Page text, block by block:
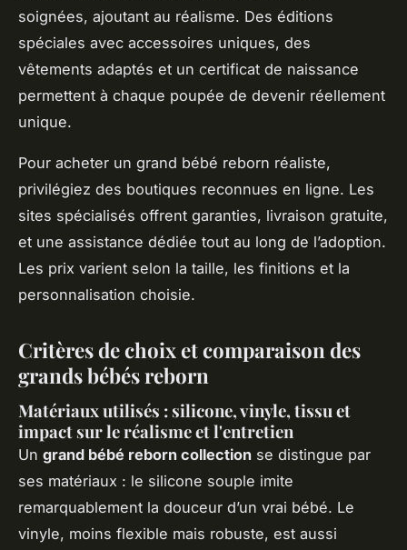
soignées, ajoutant au réalisme. Des éditions
spéciales avec accessoires uniques, des
vêtements adaptés et un certificat de naissance
permettent à chaque poupée de devenir réellement
unique.
Pour acheter un grand bébé reborn réaliste,
privilégiez des boutiques reconnues en ligne. Les
sites spécialisés offrent garanties, livraison gratuite,
et une assistance dédiée tout au long de l’adoption.
Les prix varient selon la taille, les finitions et la
personnalisation choisie.
Critères de choix et comparaison des
grands bébés reborn
Matériaux utilisés : silicone, vinyle, tissu et
impact sur le réalisme et l'entretien
Un grand bébé reborn collection se distingue par
ses matériaux : le silicone souple imite
remarquablement la douceur d’un vrai bébé. Le
vinyle, moins flexible mais robuste, est aussi